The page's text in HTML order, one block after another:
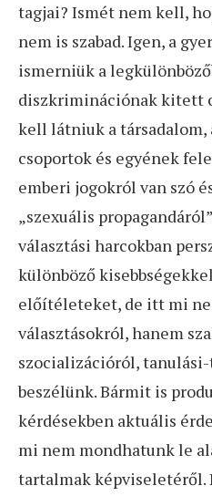
tagjai? Ismét nem kell,
nem is szabad. Igen, a
ismerniük a
diszkriminációnak kitett
kell látniuk a társadalom,
csoportok és egyének
emberi jogokról van szó
„szexuális
választási harcokban
különböző
előítéleteket, de itt mi
választásokról, hanem
szocializációról,
beszélünk. Bármit is
kérdésekben aktuális
mi nem mondhatunk le
tartalmak képviseletéről.